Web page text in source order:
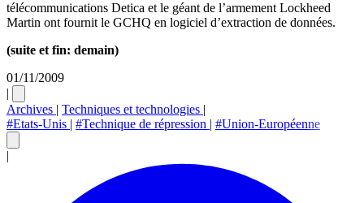
télécommunications Detica et le géant de l’armement Lockheed
Martin ont fournit le GCHQ en logiciel d’extraction de données.
(suite et fin: demain)
01/11/2009
|
Archives | Techniques et technologies |
#Etats-Unis | #Technique de répression | #Union-Européenne
|